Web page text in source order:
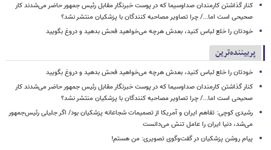
کنار گذاشتن کارمندان صداوسیما که در پوست خبرنگار مقابل رئیس جمهور حاضر می‌شدند کار
صحیحی است اما.../ چرا تصاویر مصاحبه کنندگان با پزشکیان منتشر نشد؟
خودتان را خلع لباس کنید، بعدش هرچه می‌خواهید فحش بدهید و دروغ بگویید
پربیننده‌ترین
خودتان را خلع لباس کنید، بعدش هرچه می‌خواهید فحش بدهید و دروغ بگویید
کنار گذاشتن کارمندان صداوسیما که در پوست خبرنگار مقابل رئیس جمهور حاضر می‌شدند کار
صحیحی است اما.../ چرا تصاویر مصاحبه کنندگان با پزشکیان منتشر نشد؟
رشیدی کوچی: تفاهم ایران و آمریکا از تصمیمات شجاعانه پزشکیان بود/ اگر جلیلی رئیس‌جمهور
می‌شد، دنیا ایران را عامل تنش می‌دانست
پیام روشن پزشکیان در گفت‌وگوی تصویری: من هستم!